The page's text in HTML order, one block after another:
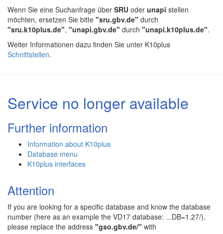
Wenn Sie eine Suchanfrage über SRU oder unapi stellen
möchten, ersetzen Sie bitte "sru.gbv.de" durch
"sru.k10plus.de", "unapi.gbv.de" durch "unapi.k10plus.de".
Weiter Informationen dazu finden Sie unter K10plus
Schnittstellen.
Service no longer available
Further information
Information about K10plus
Database menu
K10plus interfaces
Attention
If you are looking for a specific database and know the database
number (here as an example the VD17 database: ...DB=1.27/),
please replace the address "gso.gbv.de/" with